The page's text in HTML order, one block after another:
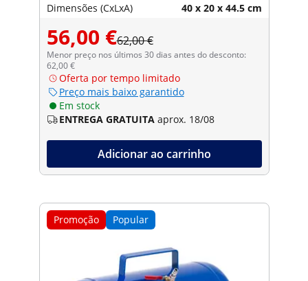
Dimensões (CxLxA) 40 x 20 x 44.5 cm
56,00 €62,00 €
Menor preço nos últimos 30 dias antes do desconto:
62,00 €
Oferta por tempo limitado
Preço mais baixo garantido
Em stock
ENTREGA GRATUITA aprox. 18/08
Adicionar ao carrinho
Promoção Popular